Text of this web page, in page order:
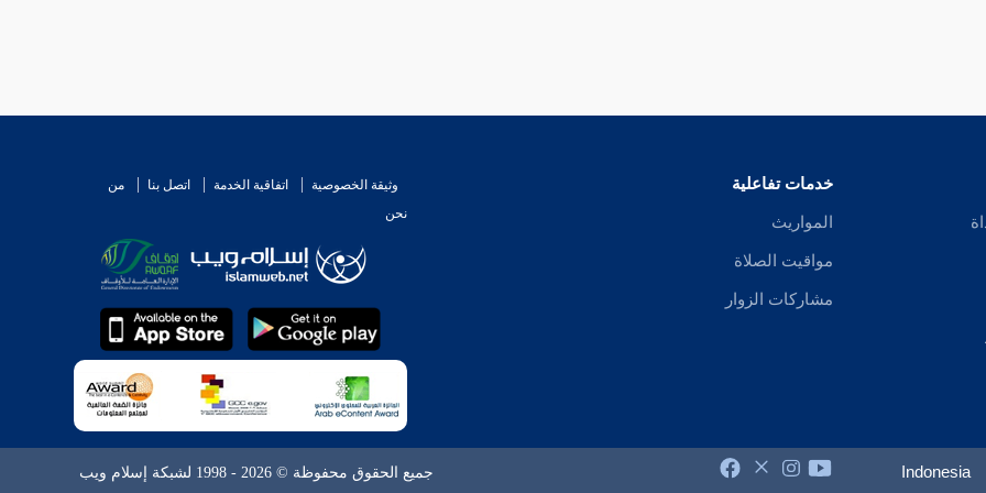
خدمات تفاعلية
المواريث
مواقيت الصلاة
مشاركات الزوار
وثيقة الخصوصية اتفاقية الخدمة اتصل بنا
من
نحن
Indonesia جميع الحقوق محفوظة © 2026 - 1998 لشبكة إسلام ويب